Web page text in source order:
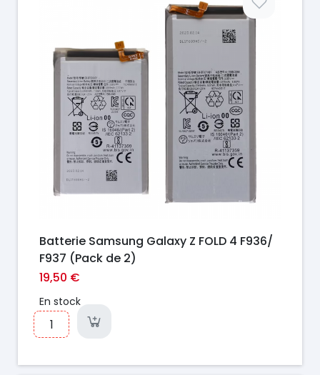
Batterie Samsung Galaxy Z FOLD 4 F936/
F937 (Pack de 2)
19,50 €
En stock